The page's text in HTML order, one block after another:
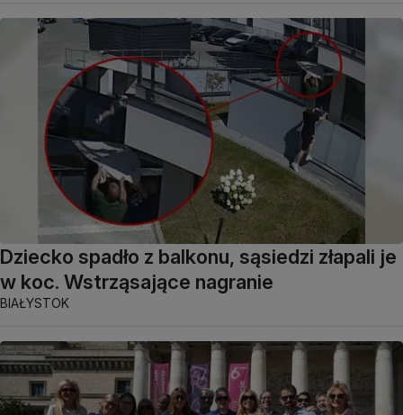
Dziecko spadło z balkonu, sąsiedzi złapali je
w koc. Wstrząsające nagranie
BIAŁYSTOK